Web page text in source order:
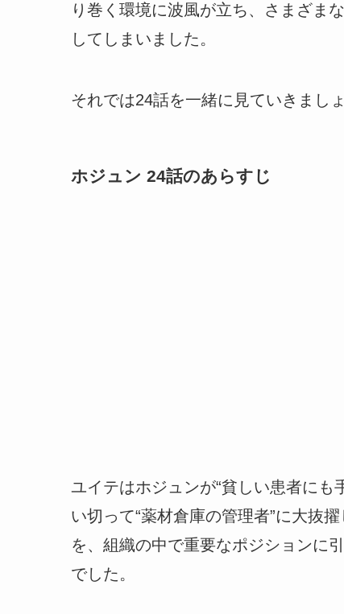
り巻く環境に波風が立ち、さまざま
してしまいました。
それでは24話を一緒に見ていきましょ
ホジュン 24話のあらすじ
ユイテはホジュンが“貧しい患者にも
い切って“薬材倉庫の管理者”に大抜
を、組織の中で重要なポジションに
でした。